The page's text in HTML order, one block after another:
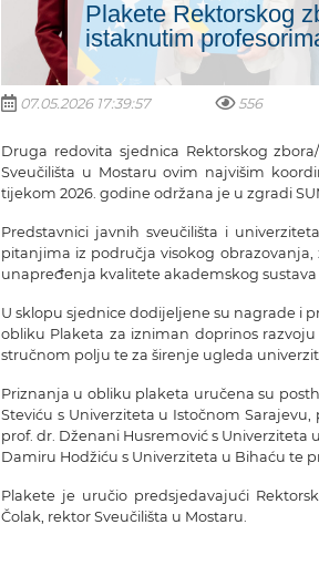
Plakete Rektorskog
istaknutim
07.05.2026 17:39:57 556
Druga redovita sjednica Rektorskog
Sveučilišta u Mostaru ovim najvišim
tijekom 2026. godine održana je u zgradi
Predstavnici javnih sveučilišta i
pitanjima iz područja visokog
unapređenja kvalitete akademskog sustava
U sklopu sjednice dodijeljene su nagrade i
obliku Plaketa za izniman doprinos
stručnom polju te za širenje ugleda
Priznanja u obliku plaketa uručena su
Steviću s Univerziteta u Istočnom Sarajevu,
prof. dr. Dženani Husremović s Univerziteta
Damiru Hodžiću s Univerziteta u Bihaću te
Plakete je uručio predsjedavajući
Čolak, rektor Sveučilišta u Mostaru.